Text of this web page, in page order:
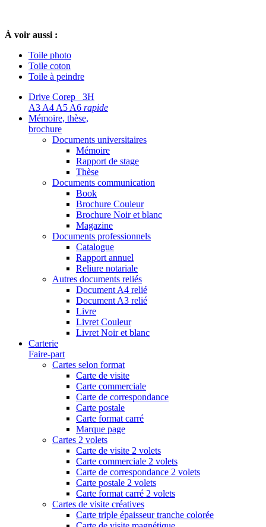
À voir aussi :
Toile photo
Toile coton
Toile à peindre
Drive Corep 3H
A3 A4 A5 A6 rapide
Mémoire, thèse,
brochure
Documents universitaires
Mémoire
Rapport de stage
Thèse
Documents communication
Book
Brochure Couleur
Brochure Noir et blanc
Magazine
Documents professionnels
Catalogue
Rapport annuel
Reliure notariale
Autres documents reliés
Document A4 relié
Document A3 relié
Livre
Livret Couleur
Livret Noir et blanc
Carterie
Faire-part
Cartes selon format
Carte de visite
Carte commerciale
Carte de correspondance
Carte postale
Carte format carré
Marque page
Cartes 2 volets
Carte de visite 2 volets
Carte commerciale 2 volets
Carte de correspondance 2 volets
Carte postale 2 volets
Carte format carré 2 volets
Cartes de visite créatives
Carte triple épaisseur tranche colorée